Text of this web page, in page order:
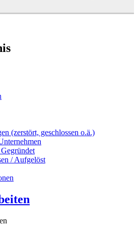
(zerstört, geschlossen o.ä.)
/ Aufgelöst